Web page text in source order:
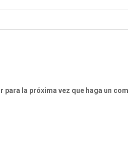
la próxima vez que haga un